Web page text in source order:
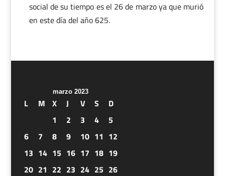
social de su tiempo es el 26 de marzo ya que murió
en este día del año 625.
marzo 2023
L M X J V S
D
1
2 3 4
5
6
7 8 9 10 11 12
13 14 15 16 17 18 19
20 21 22 23 24 25 26